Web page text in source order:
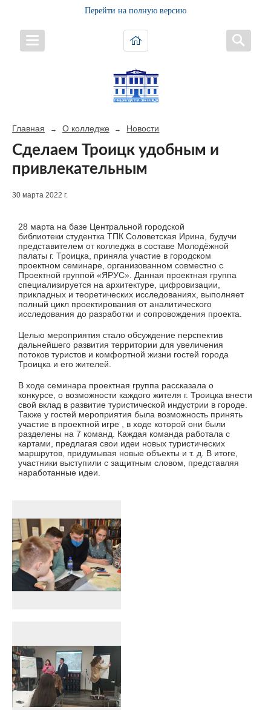
Перейти на полную версию
Главная → О колледже → Новости
Сделаем Троицк удобным и
привлекательным
30 марта 2022 г.
28 марта на базе Центральной городской
библиотеки студентка ТПК Соловетская Ирина, будучи
представителем от колледжа в составе Молодёжной
палаты г. Троицка, приняла участие в городском
проектном семинаре, организованном совместно с
Проектной группой «ЯРУС». Данная проектная группа
специализируется на архитектуре, цифровизации,
прикладных и теоретических исследованиях, выполняет
полный цикл проектирования от аналитического
исследования до разработки и сопровождения проекта.
Целью мероприятия стало обсуждение перспектив
дальнейшего развития территории для увеличения
потоков туристов и комфортной жизни гостей города
Троицка и его жителей.
В ходе семинара проектная группа рассказала о
конкурсе, о возможности каждого жителя г. Троицка внести
свой вклад в развитие туристической индустрии в городе.
Также у гостей мероприятия была возможность принять
участие в проектной игре , в ходе которой они были
разделены на 7 команд. Каждая команда работала с
картами, предлагая свои идеи новых туристических
маршрутов, придумывая новые объекты и т. д. В итоге,
участники выступили с защитным словом, представляя
наработанные идеи.